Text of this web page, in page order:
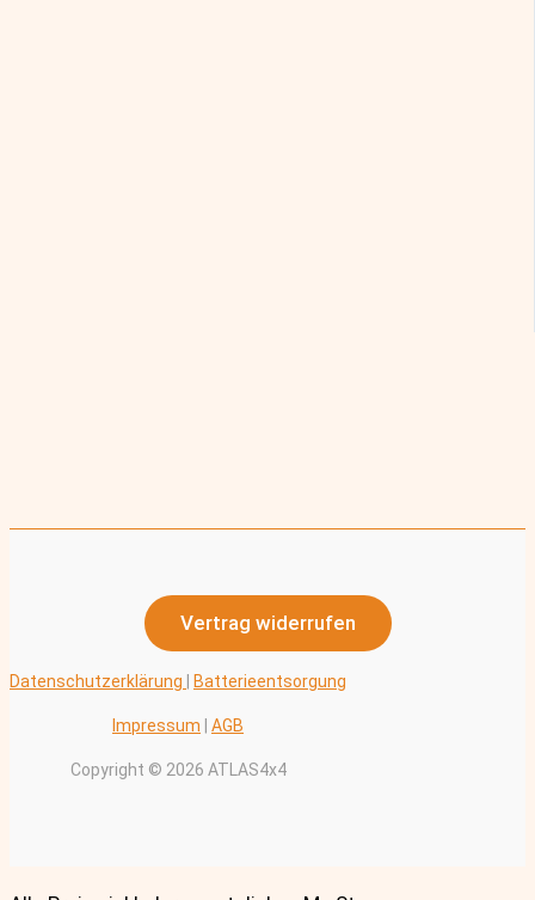
Vertrag widerrufen
Datenschutzerklärung Batterieentsorgung
Impressum AGB
Copyright © 2026 ATLAS4x4